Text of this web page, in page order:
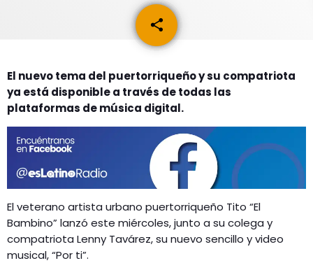
ACTUALIDAD
ESPECTÁCULOS
MÚSICA
ENTRETENIMIENTO
PROGRAMACIÓN
RADIO SPLENDID
share
email
El nuevo tema del puertorriqueño y su compatriota
ya está disponible a través de todas las
plataformas de música digital.
El veterano artista urbano puertorriqueño Tito “El
Bambino” lanzó este miércoles, junto a su colega y
compatriota Lenny Tavárez, su nuevo sencillo y video
musical, “Por ti”.